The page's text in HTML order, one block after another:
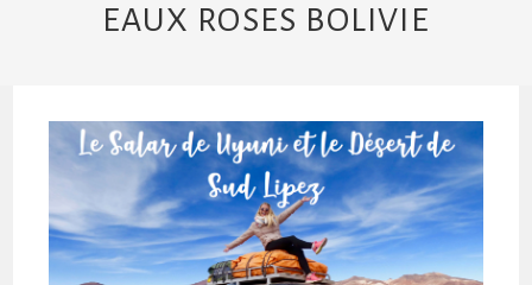
EAUX ROSES BOLIVIE